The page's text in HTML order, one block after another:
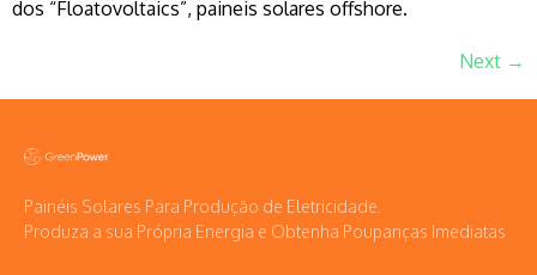
dos “Floatovoltaics”, paineis solares offshore.
Next →
Painéis Solares Para Produção de Eletricidade.
Produza a sua Própria Energia e Obtenha Poupanças Imediatas